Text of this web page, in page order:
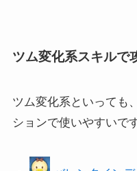
ツム変化系スキルで
ツム変化系といっても
ションで使いやすいで